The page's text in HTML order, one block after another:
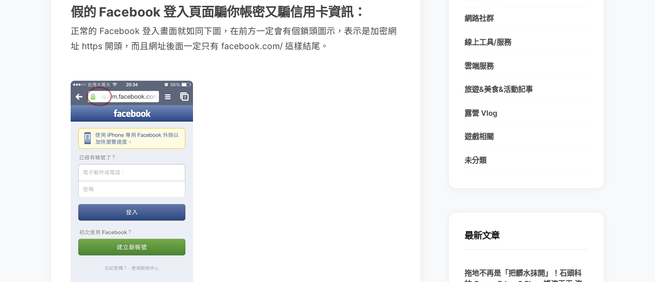
假的 Facebook 登入頁面騙你帳密又騙信用卡資訊：
正常的 Facebook 登入畫面就如同下圖，在前方一定會有個鎖頭圖示，表示是加密網
址 https 開頭，而且網址後面一定只有 facebook.com/ 這樣結尾。
網路社群
線上工具/服務
雲端服務
旅遊&美食&活動記事
露營 Vlog
遊戲相關
未分類
最新文章
拖地不再是「把髒水抹開」！石頭科